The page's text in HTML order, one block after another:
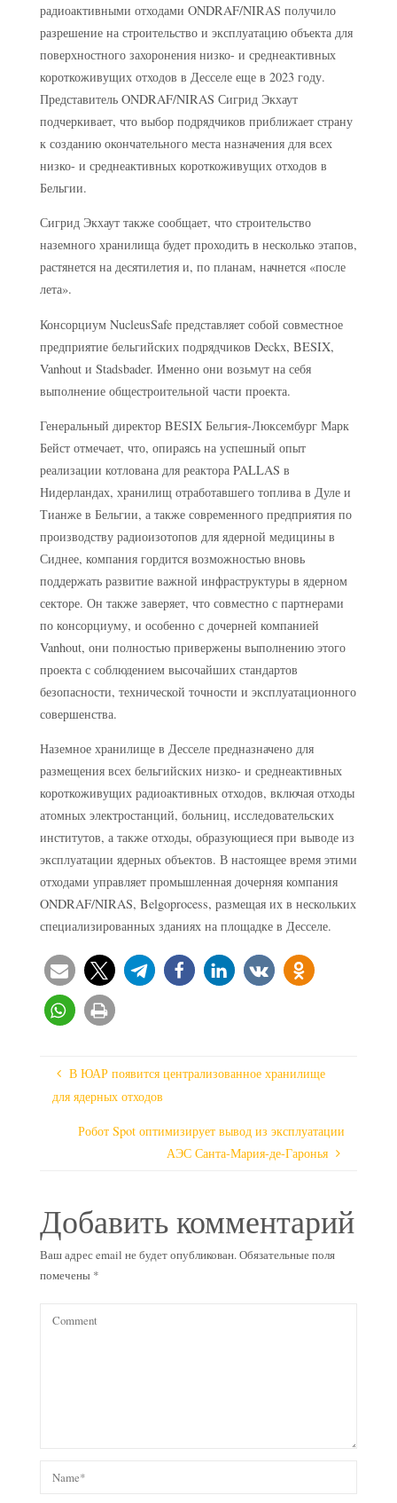
радиоактивными отходами ONDRAF/NIRAS получило
разрешение на строительство и эксплуатацию объекта для
поверхностного захоронения низко- и среднеактивных
короткоживущих отходов в Десселе еще в 2023 году.
Представитель ONDRAF/NIRAS Сигрид Экхаут
подчеркивает, что выбор подрядчиков приближает страну
к созданию окончательного места назначения для всех
низко- и среднеактивных короткоживущих отходов в
Бельгии.
Сигрид Экхаут также сообщает, что строительство
наземного хранилища будет проходить в несколько этапов,
растянется на десятилетия и, по планам, начнется «после
лета».
Консорциум NucleusSafe представляет собой совместное
предприятие бельгийских подрядчиков Deckx, BESIX,
Vanhout и Stadsbader. Именно они возьмут на себя
выполнение общестроительной части проекта.
Генеральный директор BESIX Бельгия-Люксембург Марк
Бейст отмечает, что, опираясь на успешный опыт
реализации котлована для реактора PALLAS в
Нидерландах, хранилищ отработавшего топлива в Дуле и
Тианже в Бельгии, а также современного предприятия по
производству радиоизотопов для ядерной медицины в
Сиднее, компания гордится возможностью вновь
поддержать развитие важной инфраструктуры в ядерном
секторе. Он также заверяет, что совместно с партнерами
по консорциуму, и особенно с дочерней компанией
Vanhout, они полностью привержены выполнению этого
проекта с соблюдением высочайших стандартов
безопасности, технической точности и эксплуатационного
совершенства.
Наземное хранилище в Десселе предназначено для
размещения всех бельгийских низко- и среднеактивных
короткоживущих радиоактивных отходов, включая отходы
атомных электростанций, больниц, исследовательских
институтов, а также отходы, образующиеся при выводе из
эксплуатации ядерных объектов. В настоящее время этими
отходами управляет промышленная дочерняя компания
ONDRAF/NIRAS, Belgoprocess, размещая их в нескольких
специализированных зданиях на площадке в Десселе.
В ЮАР появится централизованное хранилище
для ядерных отходов
Робот Spot оптимизирует вывод из эксплуатации
АЭС Санта-Мария-де-Гаронья
Добавить комментарий
Ваш адрес email не будет опубликован.Обязательные поля
помечены *